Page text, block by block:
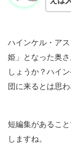
ハインケル・ア
姫」となった奥
しょうか？ハイ
団に来るとは思
短編集があるこ
しますね。